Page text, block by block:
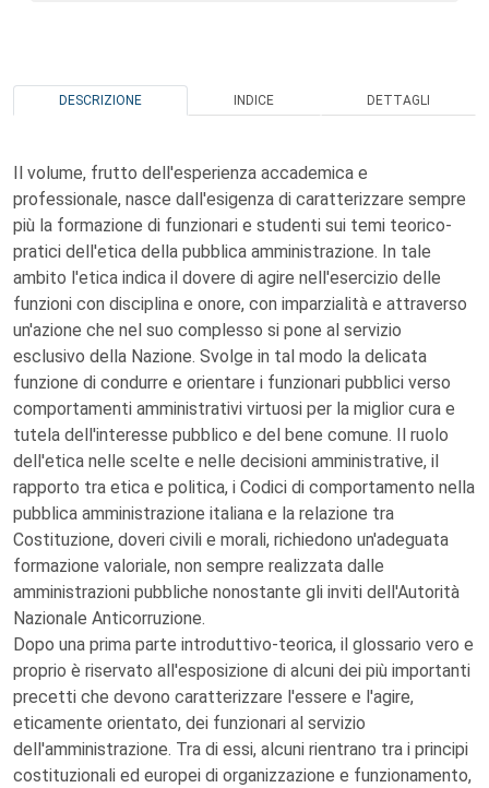
DESCRIZIONE INDICE DETTAGLI
Il volume, frutto dell'esperienza accademica e
professionale, nasce dall'esigenza di caratterizzare sempre
più la formazione di funzionari e studenti sui temi teorico-
pratici dell'etica della pubblica amministrazione. In tale
ambito l'etica indica il dovere di agire nell'esercizio delle
funzioni con disciplina e onore, con imparzialità e attraverso
un'azione che nel suo complesso si pone al servizio
esclusivo della Nazione. Svolge in tal modo la delicata
funzione di condurre e orientare i funzionari pubblici verso
comportamenti amministrativi virtuosi per la miglior cura e
tutela dell'interesse pubblico e del bene comune. Il ruolo
dell'etica nelle scelte e nelle decisioni amministrative, il
rapporto tra etica e politica, i Codici di comportamento nella
pubblica amministrazione italiana e la relazione tra
Costituzione, doveri civili e morali, richiedono un'adeguata
formazione valoriale, non sempre realizzata dalle
amministrazioni pubbliche nonostante gli inviti dell'Autorità
Nazionale Anticorruzione.
Dopo una prima parte introduttivo-teorica, il glossario vero e
proprio è riservato all'esposizione di alcuni dei più importanti
precetti che devono caratterizzare l'essere e l'agire,
eticamente orientato, dei funzionari al servizio
dell'amministrazione. Tra di essi, alcuni rientrano tra i principi
costituzionali ed europei di organizzazione e funzionamento,